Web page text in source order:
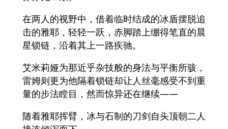
在两人的视野中，借着临时结成的冰盾摆脱追
击的雅耶，轻轻一跃，赤脚踏上绷得笔直的晨
星锁链，沿着其上一路疾驰。
艾米莉娅为那近乎杂技般的身法与平衡所骇，
雷姆则更为他隔着锁链却让人丝毫感受不到重
量的步法瞠目，然而惊异还在继续——
随着雅耶挥臂，冰与石制的刀剑自头顶朝二人